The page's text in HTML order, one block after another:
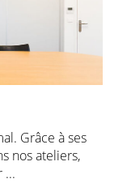
Grâce à ses
nos ateliers,
...